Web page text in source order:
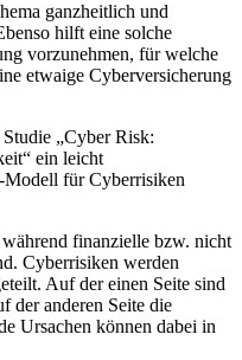
ganzheitlich und
hilft eine solche
vorzunehmen, für welche
etwaige Cyberversicherung
„Cyber Risk:
ein leicht
Modell für Cyberrisiken
finanzielle bzw. nicht
Cyberrisiken werden
Auf der einen Seite sind
der anderen Seite die
Ursachen können dabei in